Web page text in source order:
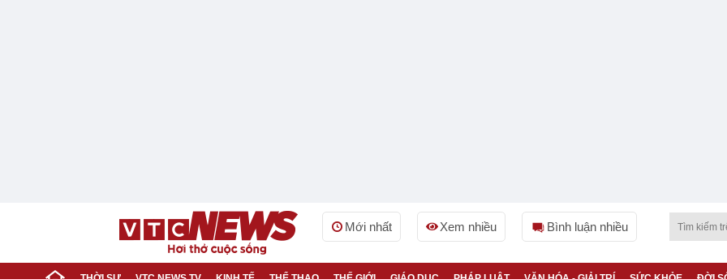
Mới nhất Xem nhiều Bình luận nhiều